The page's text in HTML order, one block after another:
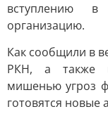
вступлению в
организацию.
Как сообщили в
РКН, а также
мишенью угроз
готовятся новые